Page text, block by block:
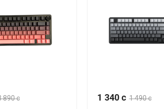
890 c
1 340 c 1 490 c